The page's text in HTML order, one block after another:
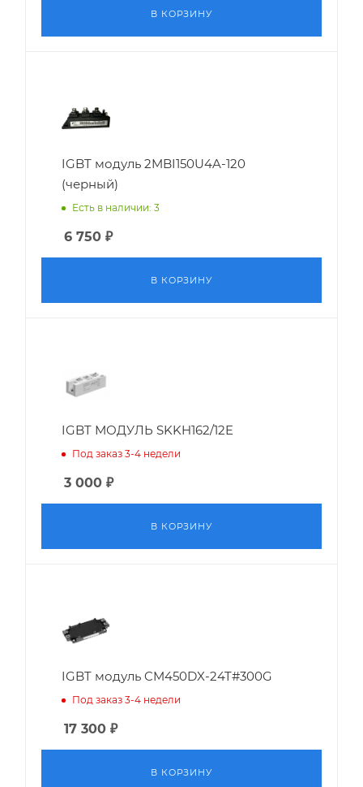
В КОРЗИНУ
IGBT модуль 2MBI150U4A-120
(черный)
Есть в наличии: 3
6 750 ₽
В КОРЗИНУ
IGBT МОДУЛЬ SKKH162/12E
Под заказ 3-4 недели
3 000 ₽
В КОРЗИНУ
IGBT модуль CM450DX-24T#300G
Под заказ 3-4 недели
17 300 ₽
В КОРЗИНУ